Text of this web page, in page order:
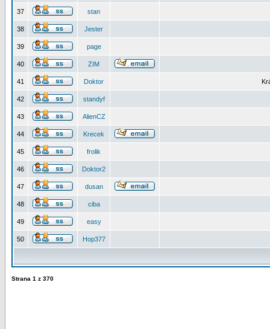
37 stan
38 Jester
39 page
40 ZIM
41 Doktor
42 standyf
43 AlienCZ
44 Krecek
45 frolik
46 Doktor2
47 dusan
48 ciba
49 easy
50 Hop377
Strana 1 z 370